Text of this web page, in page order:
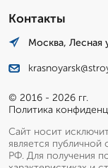
Контакты
Москва, Лесная
© 2016 - 2026 гг.
Политика
Сайт носит
является
РФ. Для получения